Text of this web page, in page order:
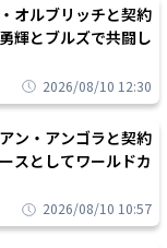
オルブリッチと契約
輝とブルズで共闘し
2026/08/10 12:30
ン・アンゴラと契約
スとしてワールドカ
2026/08/10 10:57